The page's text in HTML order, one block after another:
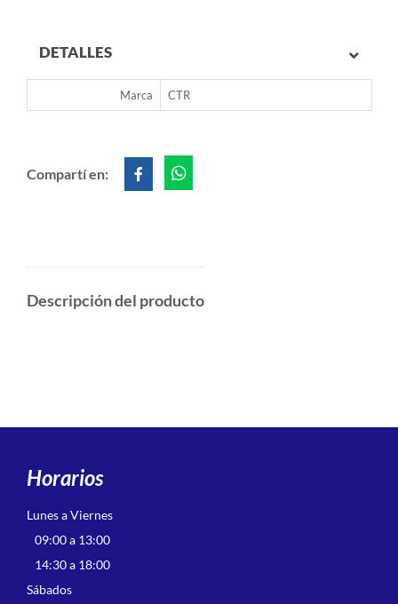
DETALLES
Marca CTR
Compartí en:
Descripción del producto
Horarios
Lunes a Viernes
09:00 a 13:00
14:30 a 18:00
Sábados